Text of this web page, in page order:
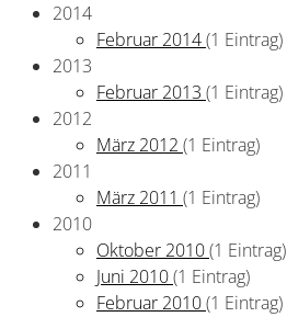
2014
Februar 2014(1 Eintrag)
2013
Februar 2013 (1 Eintrag)
2012
März 2012 (1 Eintrag)
2011
März 2011 (1 Eintrag)
2010
Oktober 2010(1 Eintrag)
Juni 2010(1 Eintrag)
Februar 2010(1 Eintrag)